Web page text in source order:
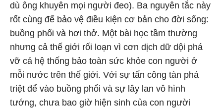
dù ông khuyên mọi người đeo). Ba nguyên tắc này
rốt cùng để bảo vệ điều kiện cơ bản cho đời sống:
buồng phổi và hơi thở. Một bài học tầm thường
nhưng cả thế giới rối loạn vì cơn dịch dữ dội phá
vỡ cả hệ thống bảo toàn sức khỏe con người ở
mỗi nước trên thế giới. Với sự tấn công tàn phá
triệt để vào buồng phổi và sự lây lan vô hình
tướng, chưa bao giờ hiện sinh của con người